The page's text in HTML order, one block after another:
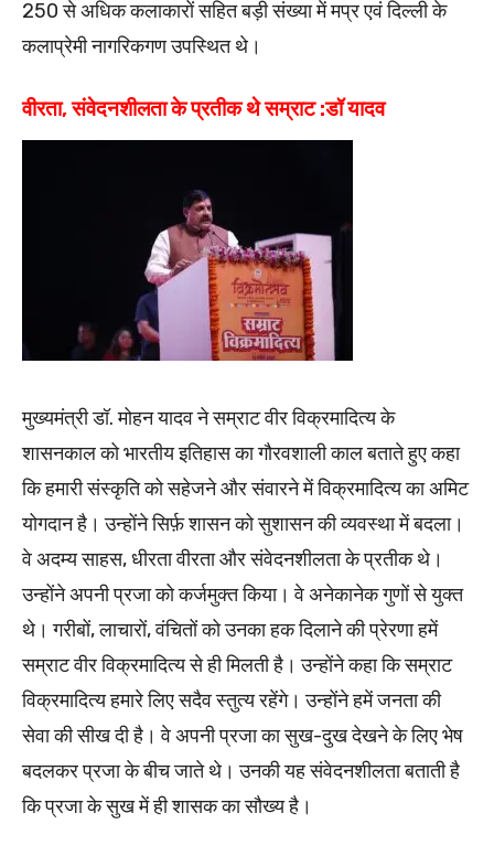
250 से अधिक कलाकारों सहित बड़ी संख्या में मप्र एवं दिल्ली के
कलाप्रेमी नागरिकगण उपस्थित थे।
वीरता, संवेदनशीलता के प्रतीक थे सम्राट :डॉ यादव
मुख्यमंत्री डॉ. मोहन यादव ने सम्राट वीर विक्रमादित्य के
शासनकाल को भारतीय इतिहास का गौरवशाली काल बताते हुए कहा
कि हमारी संस्कृति को सहेजने और संवारने में विक्रमादित्य का अमिट
योगदान है। उन्होंने सिर्फ़ शासन को सुशासन की व्यवस्था में बदला।
वे अदम्य साहस, धीरता वीरता और संवेदनशीलता के प्रतीक थे।
उन्होंने अपनी प्रजा को कर्जमुक्त किया। वे अनेकानेक गुणों से युक्त
थे। गरीबों, लाचारों, वंचितों को उनका हक दिलाने की प्रेरणा हमें
सम्राट वीर विक्रमादित्य से ही मिलती है। उन्होंने कहा कि सम्राट
विक्रमादित्य हमारे लिए सदैव स्तुत्य रहेंगे। उन्होंने हमें जनता की
सेवा की सीख दी है। वे अपनी प्रजा का सुख-दुख देखने के लिए भेष
बदलकर प्रजा के बीच जाते थे। उनकी यह संवेदनशीलता बताती है
कि प्रजा के सुख में ही शासक का सौख्य है।